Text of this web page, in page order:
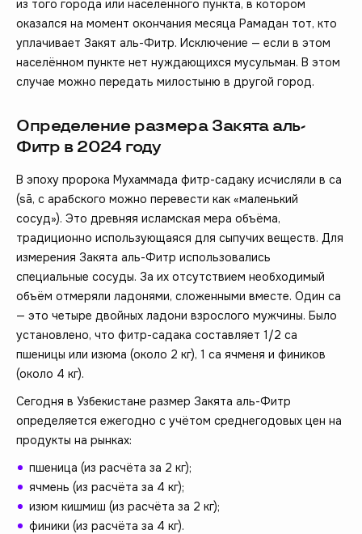
из того города или населённого пункта, в котором
оказался на момент окончания месяца Рамадан тот, кто
уплачивает Закят аль-Фитр. Исключение — если в этом
населённом пункте нет нуждающихся мусульман. В этом
случае можно передать милостыню в другой город.
Определение размера Закята аль-
Фитр в 2024 году
В эпоху пророка Мухаммада фитр-садаку исчисляли в са
(sā, с арабского можно перевести как «маленький
сосуд»). Это древняя исламская мера объёма,
традиционно использующаяся для сыпучих веществ. Для
измерения Закята аль-Фитр использовались
специальные сосуды. За их отсутствием необходимый
объём отмеряли ладонями, сложенными вместе. Один са
— это четыре двойных ладони взрослого мужчины. Было
установлено, что фитр-садака составляет 1/2 са
пшеницы или изюма (около 2 кг), 1 са ячменя и фиников
(около 4 кг).
Сегодня в Узбекистане размер Закята аль-Фитр
определяется ежегодно с учётом среднегодовых цен на
продукты на рынках:
пшеница (из расчёта за 2 кг);
ячмень (из расчёта за 4 кг);
изюм кишмиш (из расчёта за 2 кг);
финики (из расчёта за 4 кг).